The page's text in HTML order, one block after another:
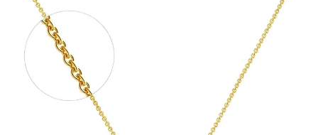
Rectangle
Zirconiums
Acier
Doré